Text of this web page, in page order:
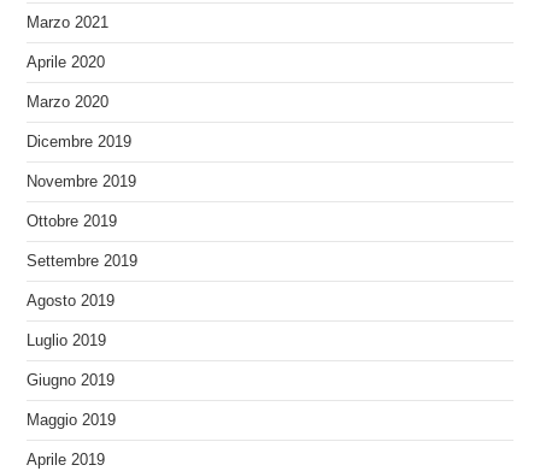
Marzo 2021
Aprile 2020
Marzo 2020
Dicembre 2019
Novembre 2019
Ottobre 2019
Settembre 2019
Agosto 2019
Luglio 2019
Giugno 2019
Maggio 2019
Aprile 2019